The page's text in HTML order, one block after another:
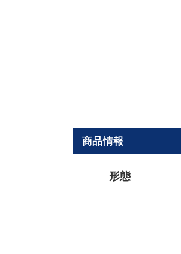
商品情報
形態